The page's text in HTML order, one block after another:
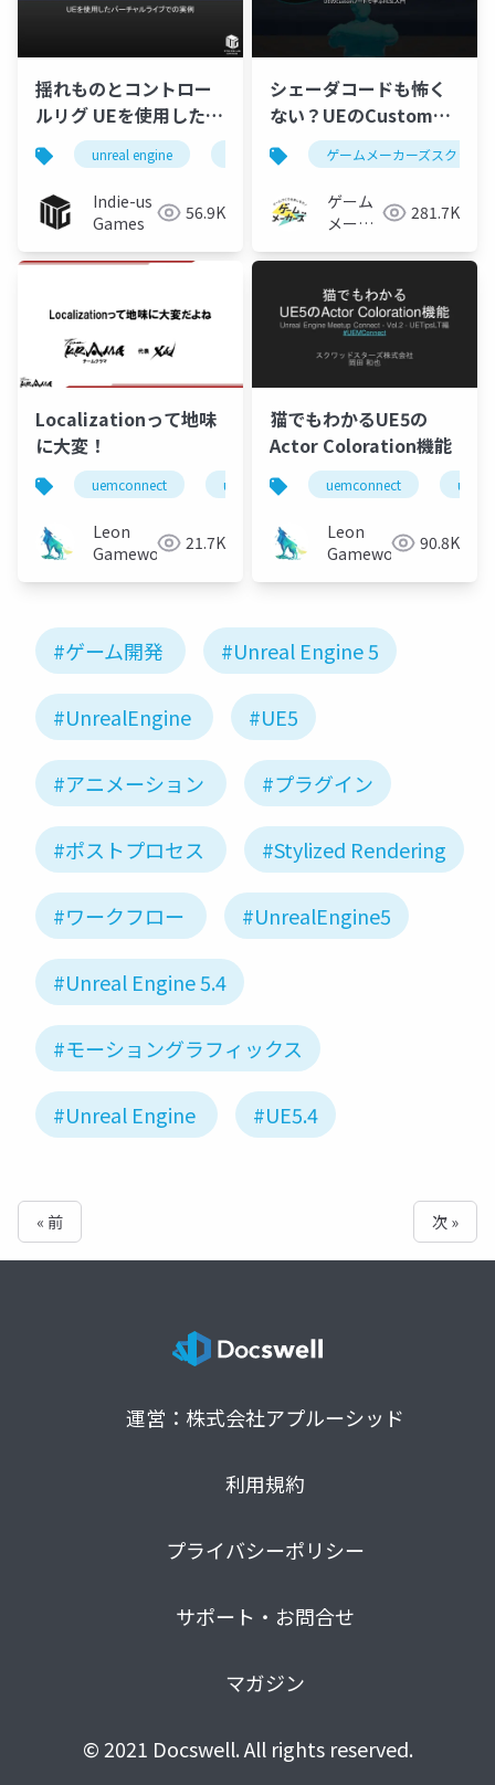
揺れものとコントロー
ルリグ UEを使用したバ
ーチャルライブでの実
例
unreal engine コントロールリグ
Indie-us
Games
56.9K
シェーダコードも怖く
ない？UEのCustomノ
ードで学ぶHLSL入門
ゲームメーカーズスクラン
ゲーム
メーカ
281.7K
Localizationって地味
に大変！
uemconnect ue5
Leon
Gameworks 21.7K
猫でもわかるUE5の
Actor Coloration機能
uemconnect ue5
Leon
Gameworks 90.8K
#ゲーム開発 #Unreal Engine 5
#UnrealEngine #UE5
#アニメーション #プラグイン
#ポストプロセス #Stylized Rendering
#ワークフロー #UnrealEngine5
#Unreal Engine 5.4
#モーショングラフィックス
#Unreal Engine #UE5.4
« 前 次 »
運営：株式会社アプルーシッド
利用規約
プライバシーポリシー
サポート・お問合せ
マガジン
© 2021 Docswell. All rights reserved.